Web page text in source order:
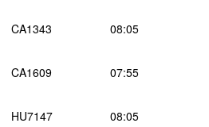
CA1343 08:05
CA1609 07:55
HU7147 08:05